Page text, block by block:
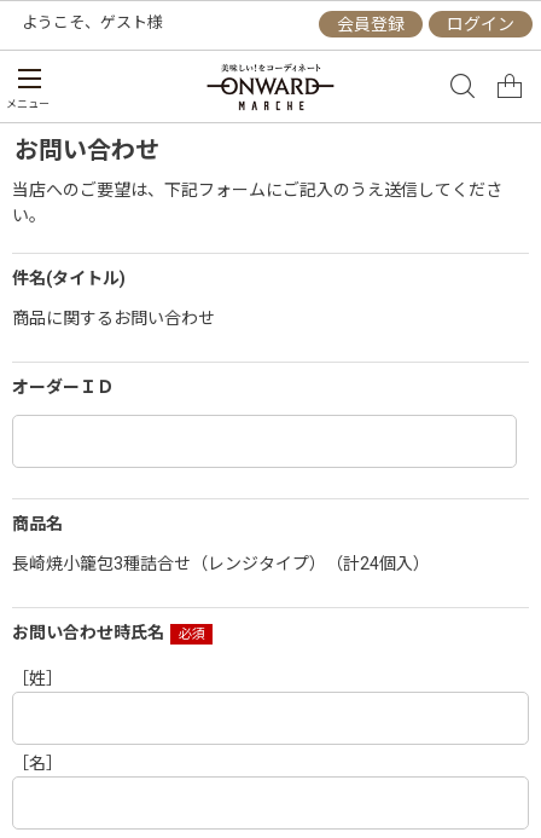
ようこそ、 ゲスト様 会員登録 ログイン
メニュー
お問い合わせ
当店へのご要望は、下記フォームにご記入のうえ送信してくださ
い。
件名(タイトル)
商品に関するお問い合わせ
オーダーＩＤ
商品名
長崎焼小籠包3種詰合せ（レンジタイプ）（計24個入）
お問い合わせ時氏名
［姓］
［名］